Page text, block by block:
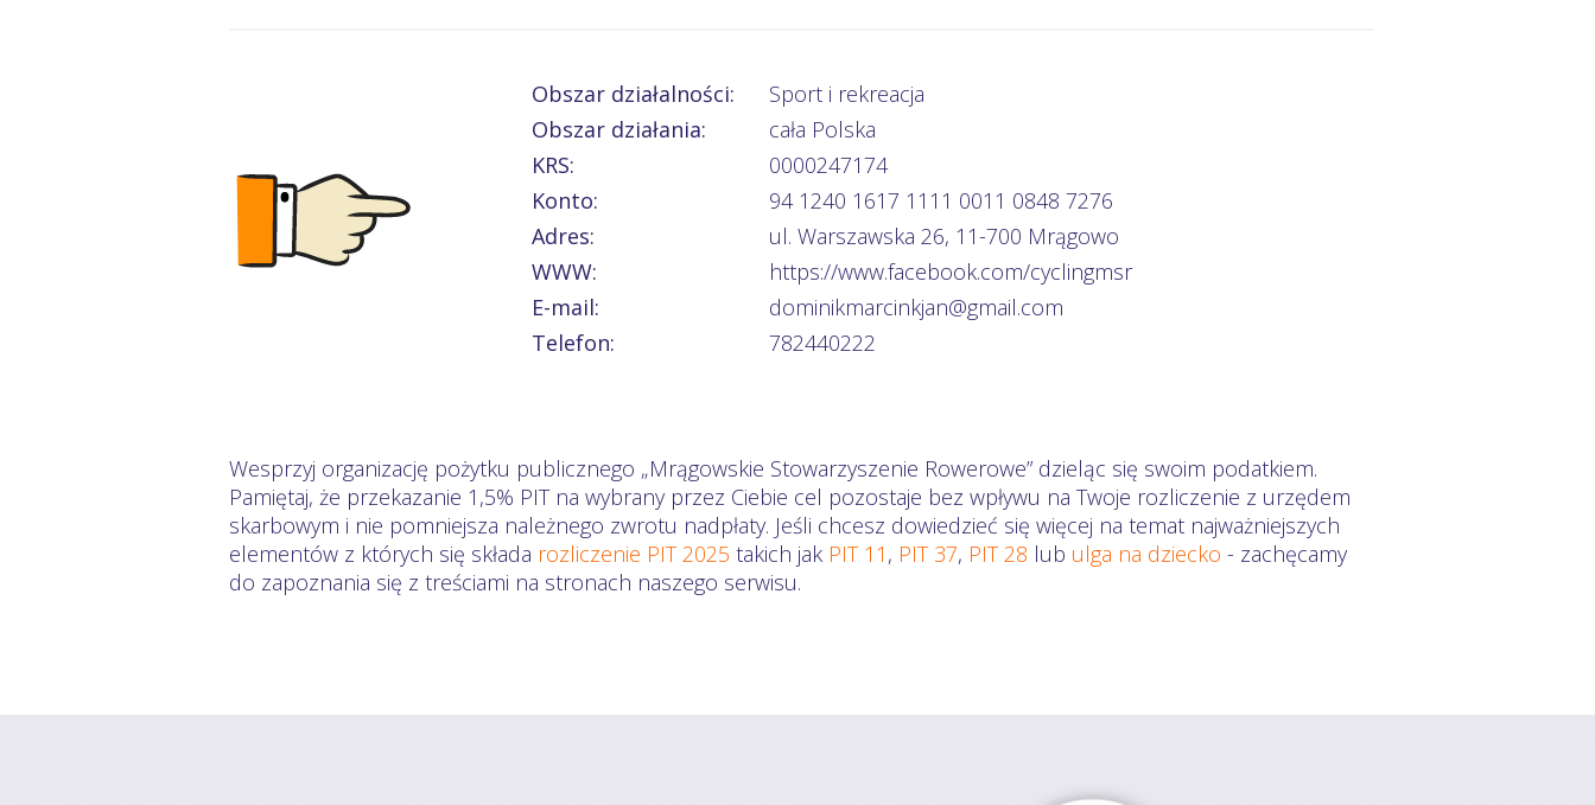
Obszar działalności:
Sport i rekreacja
Obszar działania:
cała Polska
KRS:
0000247174
Konto:
94 1240 1617 1111 0011 0848 7276
Adres:
ul. Warszawska 26, 11-700 Mrągowo
WWW:
https://www.facebook.com/cyclingmsr
E-mail:
dominikmarcinkjan@gmail.com
Telefon:
782440222
Wesprzyj organizację pożytku publicznego „Mrągowskie Stowarzyszenie Rowerowe” dzieląc się swoim podatkiem.
Pamiętaj, że przekazanie 1,5% PIT na wybrany przez Ciebie cel pozostaje bez wpływu na Twoje rozliczenie z urzędem
skarbowym i nie pomniejsza należnego zwrotu nadpłaty. Jeśli chcesz dowiedzieć się więcej na temat najważniejszych
elementów z których się składa rozliczenie PIT 2025 takich jak PIT 11 , PIT 37, PIT 28 lub ulga na dziecko - zachęcamy
do zapoznania się z treściami na stronach naszego serwisu.